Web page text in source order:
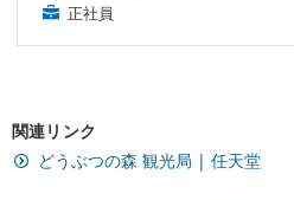
正社員
関連リンク
どうぶつの森 観光局 | 任天堂